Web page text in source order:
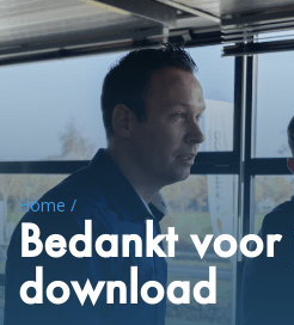
Home /
Bedankt voor
download